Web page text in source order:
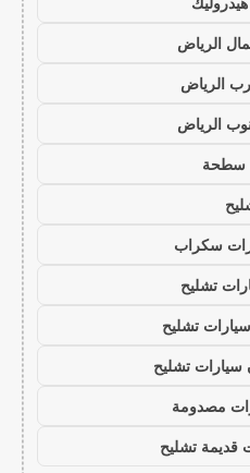
الرياض
الرياض
الرياض
سطحة
سكراب
تشليح
تشليح
سيارات تشليح
مصدومة
قديمة تشليح